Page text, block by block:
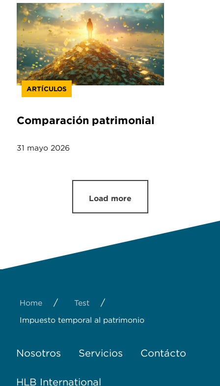
ARTÍCULOS
Comparación patrimonial
31 mayo 2026
Load more
Home / Test /
Impuesto temporal al patrimonio
Nosotros Servicios Contácto
HLB International